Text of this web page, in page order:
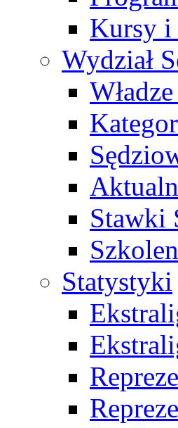
Kursy i
Wydział
Stawki
Statystyki